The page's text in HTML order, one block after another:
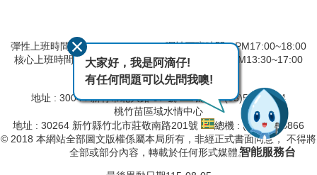
彈性上班時間：AM8:00~09:00 彈性下班時間：PM17:00~18:00
核心上班時間：星期一 ~ 星期五 AM09:00~12:30 PM13:30~17:00
第二河川分署
地址 : 30044 新竹市北大路 97 號
總機 : (03)532-2334
桃竹苗區域水情中心
地址 : 30264 新竹縣竹北市莊敬南路201號
總機 : (03)657-8866
© 2018 本網站全部圖文版權係屬本局所有，非經正式書面同意， 不得將
全部或部分內容，轉載於任何形式媒體。
大家好，我是阿滴仔!
有任何問題可以先問我噢!
智能服務台